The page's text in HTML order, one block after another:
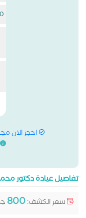
احجز الان
تفاصيل عيادة دكتور
سعر الكشف:800